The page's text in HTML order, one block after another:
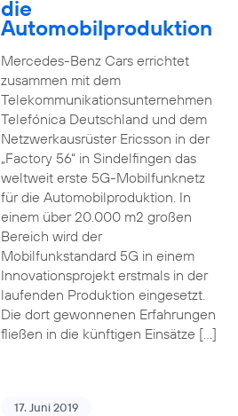
die
Automobilproduktion
Mercedes-Benz Cars errichtet
zusammen mit dem
Telekommunikationsunternehmen
Telefónica Deutschland und dem
Netzwerkausrüster Ericsson in der
„Factory 56“ in Sindelfingen das
weltweit erste 5G-Mobilfunknetz
für die Automobilproduktion. In
einem über 20.000 m2 großen
Bereich wird der
Mobilfunkstandard 5G in einem
Innovationsprojekt erstmals in der
laufenden Produktion eingesetzt.
Die dort gewonnenen Erfahrungen
fließen in die künftigen Einsätze […]
17. Juni 2019